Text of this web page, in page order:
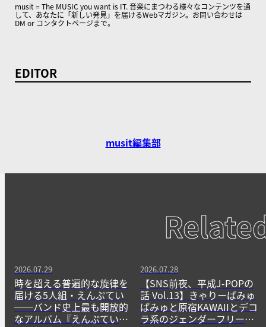
musit = The MUSIC you want is IT. 音楽にまつわる様々なコンテンツを通
して、あなたに「新しい発見」を届けるWebマガジン。お問い合わせは
DM or コンタクトページまで。
EDITOR
musit編集部
2026.07.29
時を超える普遍的な旋律を
届ける5人組・えんぷてい
──バンド史上最も開放的
なアルバム『えんぷてい』
2026.07.28
【SNS前夜、平成J-POPの
話 Vol.13】きゃりーぱみゅ
ぱみゅと原宿KAWAIIとデコ
ラ系のジェンダーフリーな